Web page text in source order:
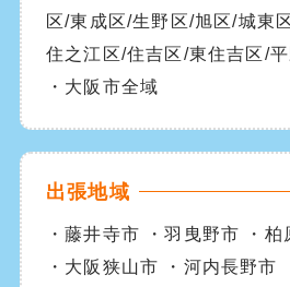
区/東成区/生野区/旭区/城東
住之江区/住吉区/東住吉区/
・大阪市全域
出張地域
・藤井寺市 ・羽曳野市 ・
・大阪狭山市 ・河内長野市